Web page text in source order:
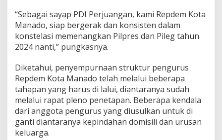
d
a
P
i
i
n
a
n
a
r
“Sebagai sayap PDI Perjuangan, kami Repdem Kota
Manado, siap bergerak dan konsisten dalam
konstelasi memenangkan Pilpres dan Pileg tahun
2024 nanti,” pungkasnya.
Diketahui, penyempurnaan struktur pengurus
Repdem Kota Manado telah melalui beberapa
tahapan yang harus di lalui, diantaranya sudah
melalui rapat pleno penetapan. Beberapa kendala
dari anggota pengurus yang diusulkan untuk di
ganti diantaranya kepindahan domisili dan urusan
keluarga.